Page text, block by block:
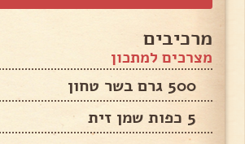
מרכיבים
מצרכים למתכון
500 גרם בשר טחון
5 כפות שמן זית